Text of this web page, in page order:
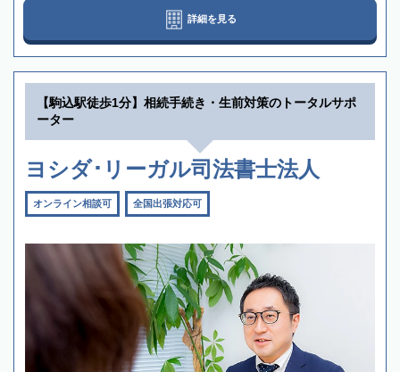
詳細を見る
【駒込駅徒歩1分】相続手続き・生前対策のトータルサポ
ーター
ヨシダ･リーガル司法書士法人
オンライン相談可 全国出張対応可